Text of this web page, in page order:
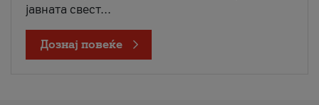
јавната свест...
Дознај повеќе